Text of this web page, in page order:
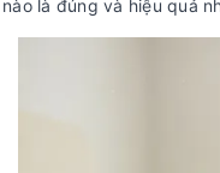
là đúng và hiệu quả